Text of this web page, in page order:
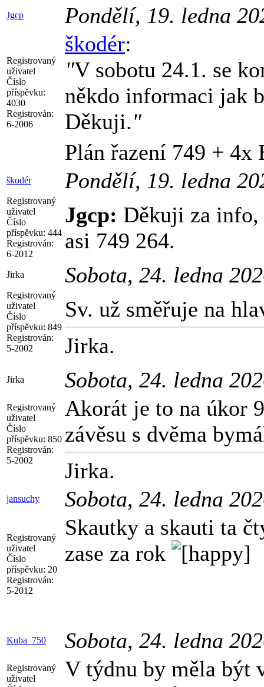
Jgcp Pondělí, 19. ledna
Registrovaný
uživatel
Číslo
příspěvku:
4030
Registrován:
6-2006
škodér:
"V sobotu 24.1. se
někdo informaci jak
Děkuji."
Plán řazení 749 + 4x
škodér Pondělí, 19. ledna
Registrovaný
uživatel
Číslo
příspěvku: 444
Registrován:
6-2012
Jgcp: Děkuji za info,
asi 749 264.
Jirka Sobota, 24. ledna
Registrovaný
uživatel
Číslo
příspěvku: 849
Registrován:
5-2002
Sv. už směřuje na
Jirka.
Jirka Sobota, 24. ledna
Registrovaný
uživatel
Číslo
příspěvku: 850
Registrován:
5-2002
Akorát je to na úkor
závěsu s dvěma
Jirka.
jansuchy Sobota, 24. ledna
Registrovaný
uživatel
Číslo
příspěvku: 20
Registrován:
5-2012
Skautky a skauti ta
zase za rok
Kuba_750 Sobota, 24. ledna
Registrovaný
uživatel
V týdnu by měla být